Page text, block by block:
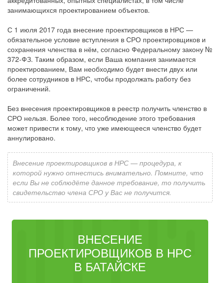
занимающихся проектированием объектов.
С 1 июля 2017 года внесение проектировщиков в НРС —
обязательное условие вступления в СРО проектировщиков и
сохранения членства в нём, согласно Федеральному закону №
372-ФЗ. Таким образом, если Ваша компания занимается
проектированием, Вам необходимо будет внести двух или
более сотрудников в НРС, чтобы продолжать работу без
ограничений.
Без внесения проектировщиков в реестр получить членство в
СРО нельзя. Более того, несоблюдение этого требования
может привести к тому, что уже имеющееся членство будет
аннулировано.
Внесение проектировщиков в НРС — процедура, к
которой нужно отнестись внимательно. Помните, что
если Вы не соблюдёте данное требование, то получить
свидетельство члена СРО у Вас не получится.
ВНЕСЕНИЕ
ПРОЕКТИРОВЩИКОВ В НРС
В БАТАЙСКЕ